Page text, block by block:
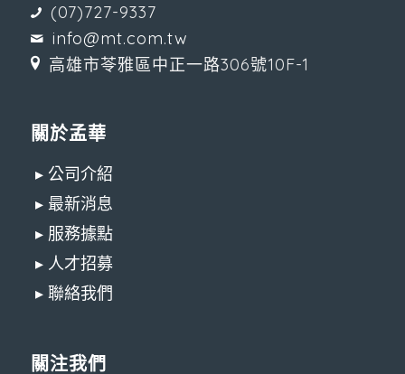
(07)727-9337
info@mt.com.tw
高雄市苓雅區中正一路306號10F-1
關於孟華
▸ 公司介紹
▸ 最新消息
▸ 服務據點
▸ 人才招募
▸ 聯絡我們
關注我們